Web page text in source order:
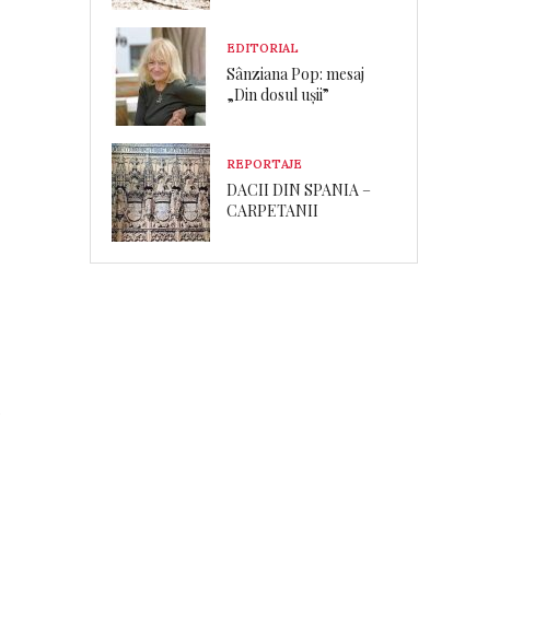
EDITORIAL
Sânziana Pop: mesaj
„Din dosul ușii”
REPORTAJE
DACII DIN SPANIA –
CARPETANII